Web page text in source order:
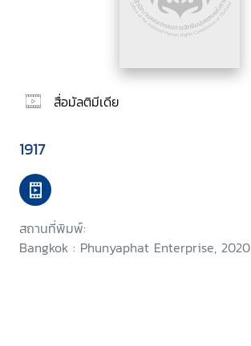
สื่อมัลติมีเดีย
1917
สถานที่พิมพ์:
Bangkok : Phunyaphat Enterprise, 2020